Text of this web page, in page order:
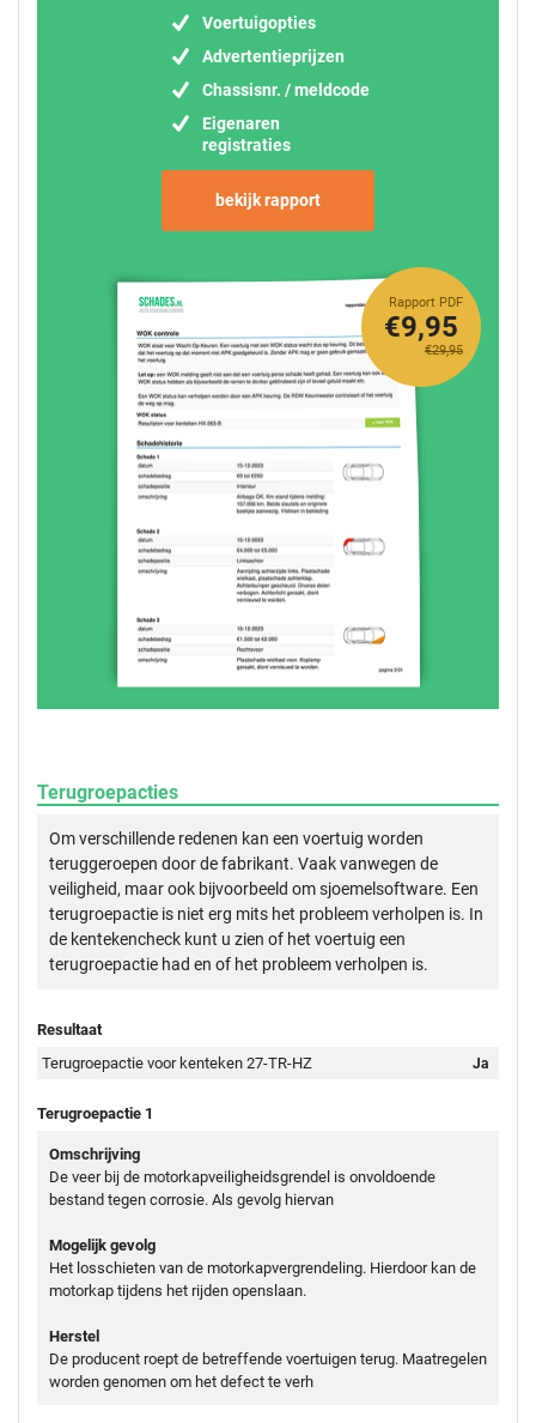
Voertuigopties
Advertentieprijzen
Chassisnr. / meldcode
Eigenaren
registraties
bekijk rapport
Rapport PDF
€29,95
€9,95
Terugroepacties
Om verschillende redenen kan een voertuig worden
teruggeroepen door de fabrikant. Vaak vanwegen de
veiligheid, maar ook bijvoorbeeld om sjoemelsoftware. Een
terugroepactie is niet erg mits het probleem verholpen is. In
de kentekencheck kunt u zien of het voertuig een
terugroepactie had en of het probleem verholpen is.
Resultaat
Terugroepactie voor kenteken 27-TR-HZ
Ja
Terugroepactie 1
Omschrijving
De veer bij de motorkapveiligheidsgrendel is onvoldoende
bestand tegen corrosie. Als gevolg hiervan
Mogelijk gevolg
Het losschieten van de motorkapvergrendeling. Hierdoor kan de
motorkap tijdens het rijden openslaan.
Herstel
De producent roept de betreffende voertuigen terug. Maatregelen
worden genomen om het defect te verh